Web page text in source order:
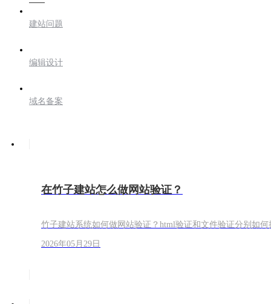
建站问题
编辑设计
域名备案
在竹子建站怎么做网站验证？
竹子建站系统如何做网站验证？html验证和文件验证分别如何
2026年05月29日